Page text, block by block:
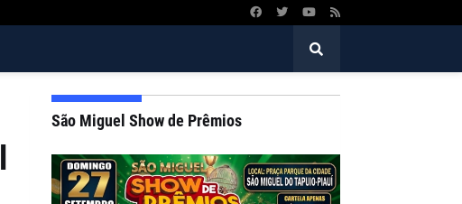
São Miguel Show de Prêmios